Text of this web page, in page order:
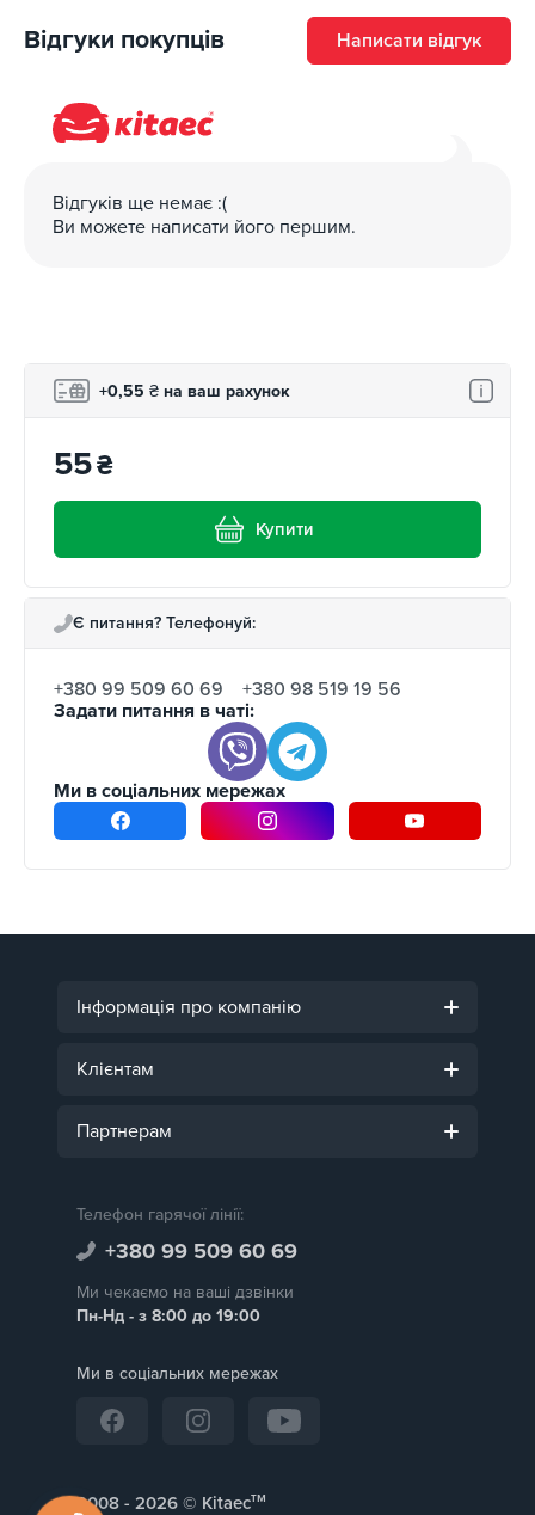
Відгуки покупців Написати відгук
Відгуків ще немає :(
Ви можете написати його першим.
+0,55 ₴ на ваш рахунок
55₴
Купити
Є питання? Телефонуй:
+380 99 509 60 69
+380 98 519 19 56
Задати питання в чаті:
Ми в соціальних мережах
Інформація про компанію
Клієнтам
Партнерам
Телефон гарячої лінії:
+380 99 509 60 69
Ми чекаємо на ваші дзвінки
Пн-Нд - з 8:00 до 19:00
Ми в соціальних мережах
2008 - © Kitaecтм